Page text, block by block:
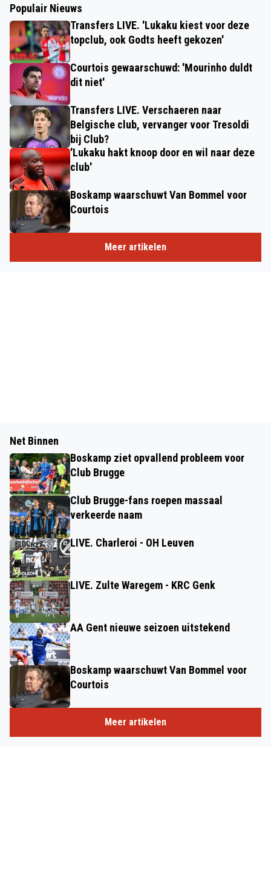
Populair Nieuws
Transfers LIVE. 'Lukaku kiest voor deze
topclub, ook Godts heeft gekozen'
Courtois gewaarschuwd: 'Mourinho duldt
dit niet'
Transfers LIVE. Verschaeren naar
Belgische club, vervanger voor Tresoldi
bij Club?
'Lukaku hakt knoop door en wil naar deze
club'
Boskamp waarschuwt Van Bommel voor
Courtois
Meer artikelen
Net Binnen
Boskamp ziet opvallend probleem voor
Club Brugge
Club Brugge-fans roepen massaal
verkeerde naam
LIVE. Charleroi - OH Leuven
LIVE. Zulte Waregem - KRC Genk
AA Gent nieuwe seizoen uitstekend
Boskamp waarschuwt Van Bommel voor
Courtois
Meer artikelen